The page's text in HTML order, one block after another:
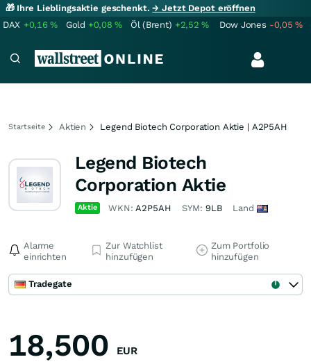
🎁 Ihre Lieblingsaktie geschenkt.→ Jetzt Depot eröffnen
DAX +0,16% Gold +0,08% Öl (Brent) +2,52% Dow Jones -0,05%
Startseite Aktien Legend Biotech Corporation Aktie | A2P5AH
Legend Biotech
Corporation Aktie
Aktie WKN:A2P5AH SYM: 9LB Land
Alarme
einrichten
Zur Watchlist
hinzufügen
Zum Portfolio
hinzufügen
Tradegate
18,500 EUR